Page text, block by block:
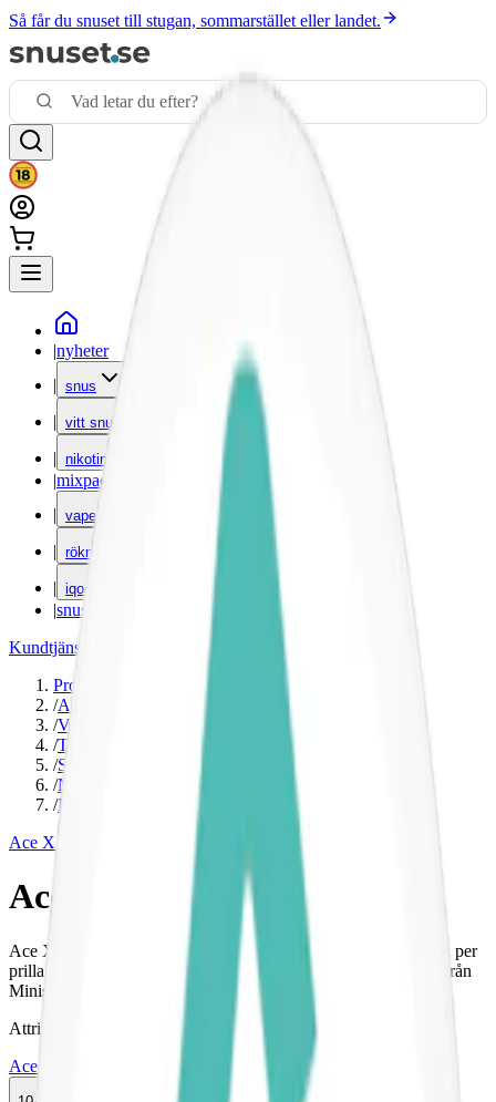
Så får du snuset till stugan, sommarstället eller landet.
|nyheter
| snus
| vitt snus
| nikotinfritt
|mixpack
| vape
| rökning
| iqos
|snuskuriren
Kundtjänst
Produkter
/Ace X
/Vitt snus
/Torr Portion
/Slim
/Normal
/Mint
Ace X
Ace X Cool Mint
Ace X Cool Mint med kylande smak av mint och 8 mg. nikotin per
prilla. Normalstarkt vitt snus med med mintsmak i slim-format från
Ministry of Snus.
Attribut
Ace X
Torr Portion Vitt snus